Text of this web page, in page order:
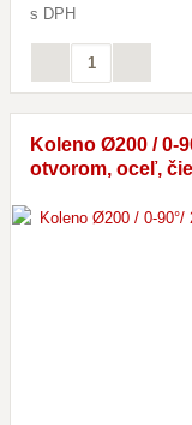
s DPH
Koleno Ø200 / 0-
otvorom, oceľ,